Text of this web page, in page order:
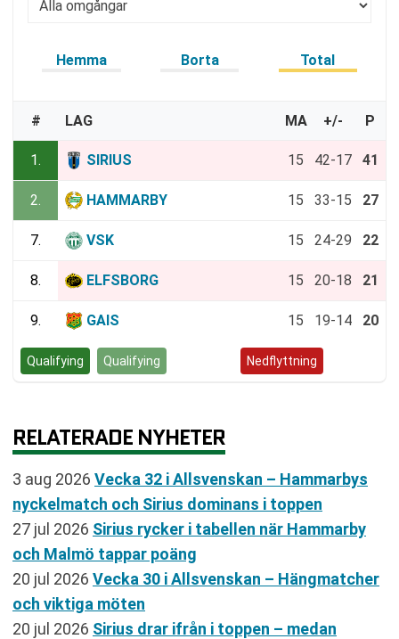
Hemma Borta Total
# LAG MA +/- P
1. SIRIUS 15 42-17 41
2. HAMMARBY 15 33-15 27
7. VSK 15 24-29 22
8. ELFSBORG 15 20-18 21
9. GAIS 15 19-14 20
Qualifying Qualifying Nedflyttning
RELATERADE NYHETER
3 aug 2026 Vecka 32 i Allsvenskan – Hammarbys
nyckelmatch och Sirius dominans i toppen
27 jul 2026 Sirius rycker i tabellen när Hammarby
och Malmö tappar poäng
20 jul 2026 Vecka 30 i Allsvenskan – Hängmatcher
och viktiga möten
20 jul 2026 Sirius drar ifrån i toppen – medan